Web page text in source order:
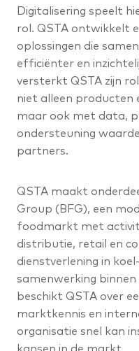
Digitalisering speelt
rol. QSTA ontwikkelt
oplossingen die
efficiënter en
versterkt QSTA zijn
niet alleen producten
maar ook met data,
ondersteuning
partners.
QSTA maakt
Group (BFG), een
foodmarkt met
distributie, retail en
dienstverlening in
samenwerking binnen
beschikt QSTA over
marktkennis en
organisatie snel kan